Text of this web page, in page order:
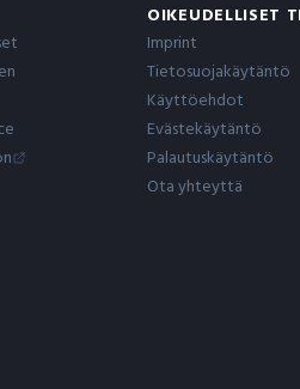
OIKEUDELLISET
Imprint
Tietosuojakäytäntö
Käyttöehdot
Evästekäytäntö
Palautuskäytäntö
Ota yhteyttä